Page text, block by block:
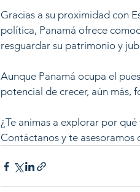
Gracias a su proximidad con
política, Panamá ofrece
resguardar su patrimonio y
Aunque Panamá ocupa el
potencial de crecer, aún más,
¿Te animas a explorar por
Contáctanos y te